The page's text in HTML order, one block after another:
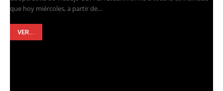
que hoy miércoles, a partir de...
VER...